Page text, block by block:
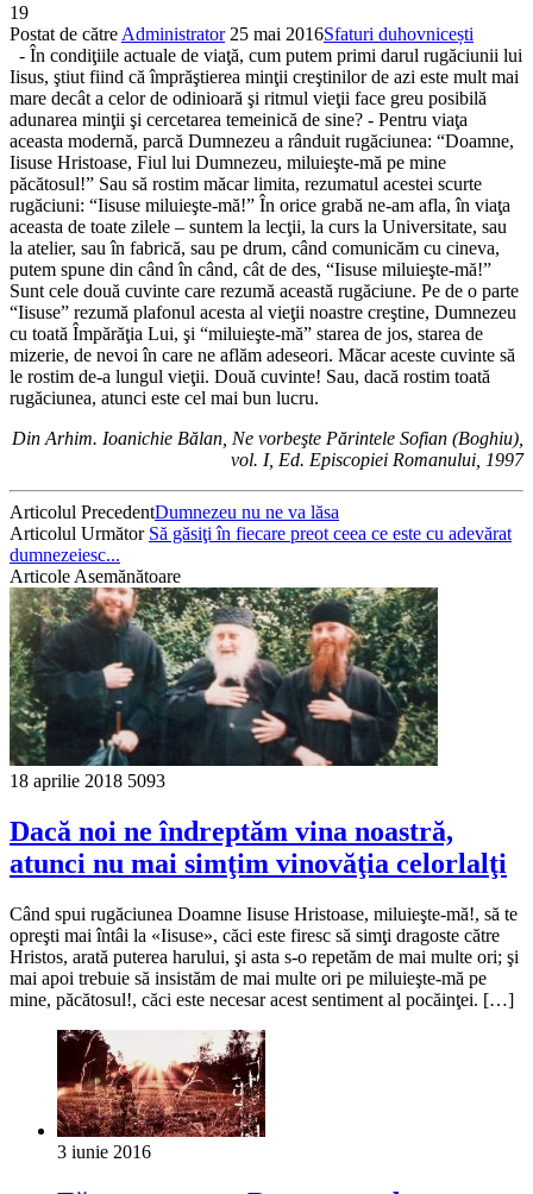
19
Postat de către Administrator 25 mai 2016Sfaturi duhovnicești
- În condiţiile actuale de viaţă, cum putem primi darul rugăciunii lui
Iisus, ştiut fiind că împrăştierea minţii creştinilor de azi este mult mai
mare decât a celor de odinioară şi ritmul vieţii face greu posibilă
adunarea minţii şi cercetarea temeinică de sine? - Pentru viaţa
aceasta modernă, parcă Dumnezeu a rânduit rugăciunea: “Doamne,
Iisuse Hristoase, Fiul lui Dumnezeu, miluieşte-mă pe mine
păcătosul!” Sau să rostim măcar limita, rezumatul acestei scurte
rugăciuni: “Iisuse miluieşte-mă!” În orice grabă ne-am afla, în viaţa
aceasta de toate zilele – suntem la lecţii, la curs la Universitate, sau
la atelier, sau în fabrică, sau pe drum, când comunicăm cu cineva,
putem spune din când în când, cât de des, “Iisuse miluieşte-mă!”
Sunt cele două cuvinte care rezumă această rugăciune. Pe de o parte
“Iisuse” rezumă plafonul acesta al vieţii noastre creştine, Dumnezeu
cu toată Împărăţia Lui, şi “miluieşte-mă” starea de jos, starea de
mizerie, de nevoi în care ne aflăm adeseori. Măcar aceste cuvinte să
le rostim de-a lungul vieţii. Două cuvinte! Sau, dacă rostim toată
rugăciunea, atunci este cel mai bun lucru.
Din Arhim. Ioanichie Bălan, Ne vorbeşte Părintele Sofian (Boghiu),
vol. I, Ed. Episcopiei Romanului, 1997
Articolul PrecedentDumnezeu nu ne va lăsa
Articolul Următor Să găsiţi în fiecare preot ceea ce este cu adevărat
dumnezeiesc...
Articole Asemănătoare
18 aprilie 2018 5093
Dacă noi ne îndreptăm vina noastră,
atunci nu mai simţim vinovăţia celorlalţi
Când spui rugăciunea Doamne Iisuse Hristoase, miluieşte-mă!, să te
opreşti mai întâi la «Iisuse», căci este firesc să simţi dragoste către
Hristos, arată puterea harului, şi asta s-o repetăm de mai multe ori; şi
mai apoi trebuie să insistăm de mai multe ori pe miluieşte-mă pe
mine, păcătosul!, căci este necesar acest sentiment al pocăinţei. […]
3 iunie 2016